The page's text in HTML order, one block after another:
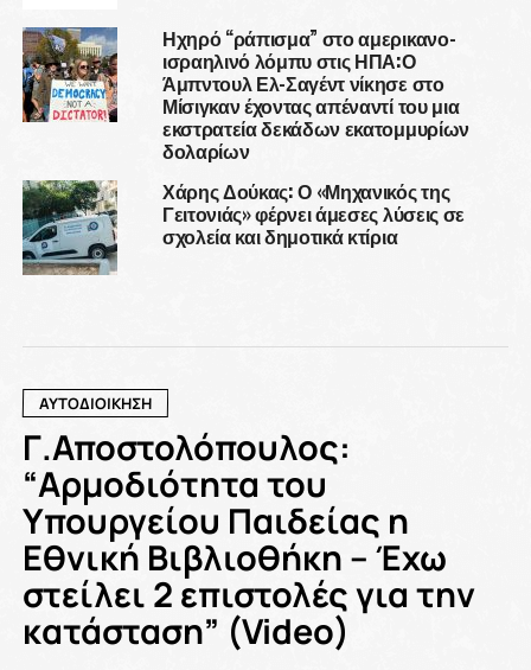
Ηχηρό “ράπισμα” στο αμερικανο-
ισραηλινό λόμπυ στις ΗΠΑ:Ο
Άμπντουλ Ελ-Σαγέντ νίκησε στο
Μίσιγκαν έχοντας απέναντί του μια
εκστρατεία δεκάδων εκατομμυρίων
δολαρίων
Χάρης Δούκας: Ο «Μηχανικός της
Γειτονιάς» φέρνει άμεσες λύσεις σε
σχολεία και δημοτικά κτίρια
ΑΥΤΟΔΙΟΙΚΗΣΗ
Γ.Αποστολόπουλος:
“Αρμοδιότητα του
Υπουργείου Παιδείας η
Εθνική Βιβλιοθήκη – Έχω
στείλει 2 επιστολές για την
κατάσταση” (Video)